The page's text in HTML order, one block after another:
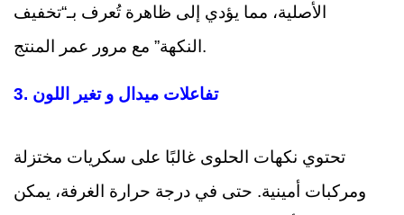
الأصلية، مما يؤدي إلى ظاهرة تُعرف بـ“تخفيف
النكهة” مع مرور عمر المنتج.
3. تفاعلات ميدال و تغير اللون
تحتوي نكهات الحلوى غالبًا على سكريات مختزلة
ومركبات أمينية. حتى في درجة حرارة الغرفة، يمكن